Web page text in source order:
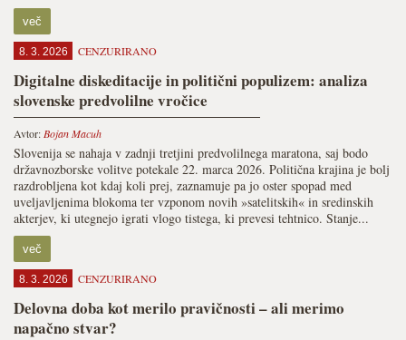
več
8. 3. 2026 CENZURIRANO
Digitalne diskeditacije in politični populizem: analiza
slovenske predvolilne vročice
Avtor: Bojan Macuh
Slovenija se nahaja v zadnji tretjini predvolilnega maratona, saj bodo
državnozborske volitve potekale 22. marca 2026. Politična krajina je bolj
razdrobljena kot kdaj koli prej, zaznamuje pa jo oster spopad med
uveljavljenima blokoma ter vzponom novih »satelitskih« in sredinskih
akterjev, ki utegnejo igrati vlogo tistega, ki prevesi tehtnico. Stanje...
več
8. 3. 2026 CENZURIRANO
Delovna doba kot merilo pravičnosti – ali merimo
napačno stvar?